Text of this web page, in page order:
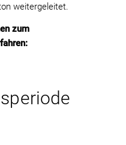
weitergeleitet.
zum